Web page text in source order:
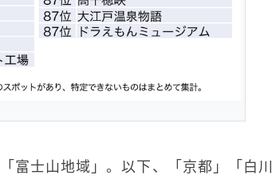
富士山地域」。以下、「京都」「白川